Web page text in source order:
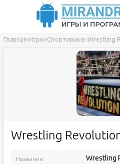
Главная›Игры›Спортивные›Wrestling
Wrestling
Название: Wrestling